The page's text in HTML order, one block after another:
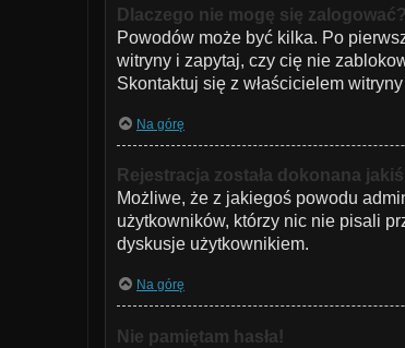
Dlaczego nie mogę się zalogować?
Powodów może być kilka. Po
witryny i zapytaj, czy cię nie
Skontaktuj się z właścicielem
Na górę
Rejestracja została dokonana
Możliwe, że z jakiegoś powodu
użytkowników, którzy nic nie pisali
dyskusje użytkownikiem.
Na górę
Nie pamiętam hasła!